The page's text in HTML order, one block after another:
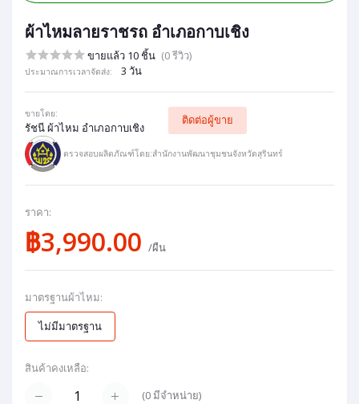
ผ้าไหมลายราชรถ อำเภอกาบเชิง
ขายแล้ว 10 ชิ้น (0 รีวิว)
ประมาณการเวลาจัดส่ง: 3 วัน
ขายโดย:
รัชนี ผ้าไหม อำเภอกาบเชิง
ติดต่อผู้ขาย
ตรวจสอบผลิตภัณฑ์โดย:สำนักงานพัฒนาชุมชนจังหวัดสุรินทร์
ราคา:
฿3,990.00 /ผืน
มาตรฐานผ้าไหม:
ไม่มีมาตรฐาน
สินค้าคงเหลือ:
(0มีจำหน่าย)